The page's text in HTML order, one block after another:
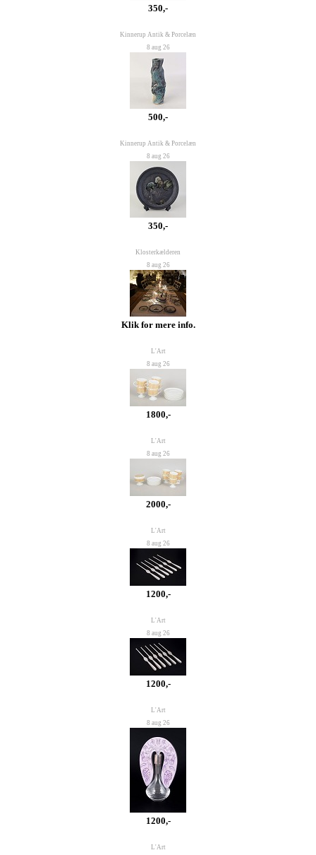
350,-
Kinnerup Antik & Porcelæn
8 aug 26
500,-
Kinnerup Antik & Porcelæn
8 aug 26
350,-
Klosterkælderen
8 aug 26
Klik for mere info.
L'Art
8 aug 26
1800,-
L'Art
8 aug 26
2000,-
L'Art
8 aug 26
1200,-
L'Art
8 aug 26
1200,-
L'Art
8 aug 26
1200,-
L'Art